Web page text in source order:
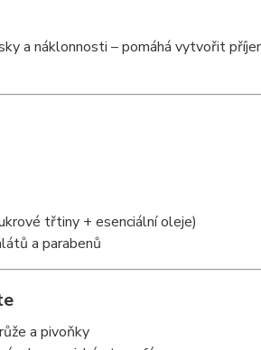
a náklonnosti – pomáhá vytvořit
třtiny + esenciální oleje)
a parabenů
a pivoňky